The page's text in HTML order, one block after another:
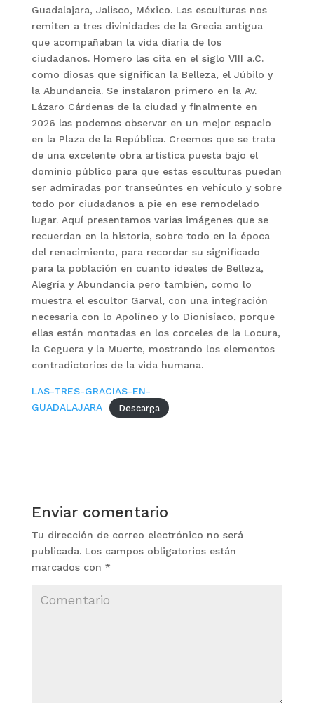
Guadalajara, Jalisco, México. Las esculturas nos
remiten a tres divinidades de la Grecia antigua
que acompañaban la vida diaria de los
ciudadanos. Homero las cita en el siglo VIII a.C.
como diosas que significan la Belleza, el Júbilo y
la Abundancia. Se instalaron primero en la Av.
Lázaro Cárdenas de la ciudad y finalmente en
2026 las podemos observar en un mejor espacio
en la Plaza de la República. Creemos que se trata
de una excelente obra artística puesta bajo el
dominio público para que estas esculturas puedan
ser admiradas por transeúntes en vehículo y sobre
todo por ciudadanos a pie en ese remodelado
lugar. Aquí presentamos varias imágenes que se
recuerdan en la historia, sobre todo en la época
del renacimiento, para recordar su significado
para la población en cuanto ideales de Belleza,
Alegría y Abundancia pero también, como lo
muestra el escultor Garval, con una integración
necesaria con lo Apolíneo y lo Dionisíaco, porque
ellas están montadas en los corceles de la Locura,
la Ceguera y la Muerte, mostrando los elementos
contradictorios de la vida humana.
LAS-TRES-GRACIAS-EN-
GUADALAJARA
Descarga
Enviar comentario
Tu dirección de correo electrónico no será
publicada.Los campos obligatorios están
marcados con *